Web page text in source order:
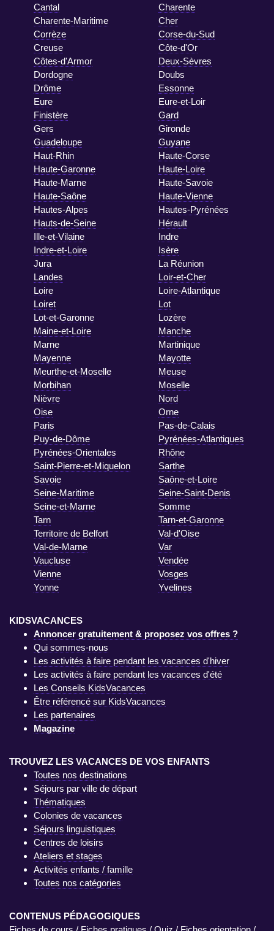
Cantal
Charente
Charente-Maritime
Cher
Corrèze
Corse-du-Sud
Creuse
Côte-d'Or
Côtes-d'Armor
Deux-Sèvres
Dordogne
Doubs
Drôme
Essonne
Eure
Eure-et-Loir
Finistère
Gard
Gers
Gironde
Guadeloupe
Guyane
Haut-Rhin
Haute-Corse
Haute-Garonne
Haute-Loire
Haute-Marne
Haute-Savoie
Haute-Saône
Haute-Vienne
Hautes-Alpes
Hautes-Pyrénées
Hauts-de-Seine
Hérault
Ille-et-Vilaine
Indre
Indre-et-Loire
Isère
Jura
La Réunion
Landes
Loir-et-Cher
Loire
Loire-Atlantique
Loiret
Lot
Lot-et-Garonne
Lozère
Maine-et-Loire
Manche
Marne
Martinique
Mayenne
Mayotte
Meurthe-et-Moselle
Meuse
Morbihan
Moselle
Nièvre
Nord
Oise
Orne
Paris
Pas-de-Calais
Puy-de-Dôme
Pyrénées-Atlantiques
Pyrénées-Orientales
Rhône
Saint-Pierre-et-Miquelon
Sarthe
Savoie
Saône-et-Loire
Seine-Maritime
Seine-Saint-Denis
Seine-et-Marne
Somme
Tarn
Tarn-et-Garonne
Territoire de Belfort
Val-d'Oise
Val-de-Marne
Var
Vaucluse
Vendée
Vienne
Vosges
Yonne
Yvelines
KIDSVACANCES
Annoncer gratuitement & proposez vos offres ?
Qui sommes-nous
Les activités à faire pendant les vacances d'hiver
Les activités à faire pendant les vacances d'été
Les Conseils KidsVacances
Être référencé sur KidsVacances
Les partenaires
Magazine
TROUVEZ LES VACANCES DE VOS ENFANTS
Toutes nos destinations
Séjours par ville de départ
Thématiques
Colonies de vacances
Séjours linguistiques
Centres de loisirs
Ateliers et stages
Activités enfants / famille
Toutes nos catégories
CONTENUS PÉDAGOGIQUES